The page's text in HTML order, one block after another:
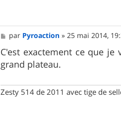
M
e
s
s
a
par Pyroaction »25 mai 2014,
C'est exactement ce que
grand plateau.
Zesty 514 de 2011 avec tige de